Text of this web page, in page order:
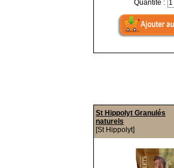
Quantité :
St Hippolyt Granulés
naturels
[St Hippolyt]